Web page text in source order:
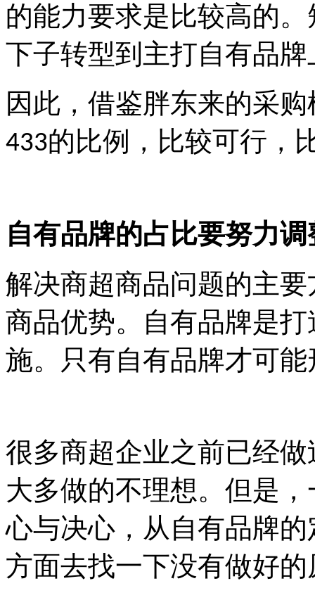
的能力要求是比较高的
下子转型到主打自有品
因此，借鉴胖东来的采
433的比例，比较可行，
自有品牌的占比要努力
解决商超商品问题的主
商品优势。自有品牌是
施。只有自有品牌才可能
很多商超企业之前已经
大多做的不理想。但是
心与决心，从自有品牌
方面去找一下没有做好的